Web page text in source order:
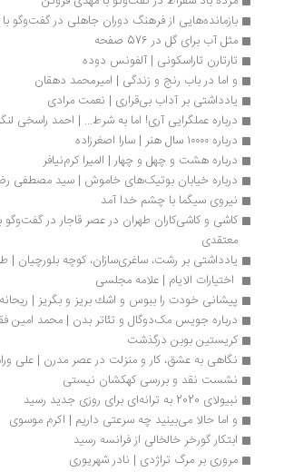
بازمانده‌هایی از فرهنگ دوران جاهلی در گفت‌وگو با علی
مثل آب برای گل در 576 صفحه
تارتارن تاراسکونی | آلفونس دوده
و اما در باب رنج و زندگی | امیرمحمد دهقان
یادداشتی بر آداب بی‌قراری | نعمت مرادی
درباره عملگرایی آری! اما به شرط... | احمد راسخی لنگرودی
درباره ۱۰۰۰۰ سال هنر | سارا اصغرزاده
درباره هشت و چهل و چهار | المیرا کرم‌نیافر
درباره خیابان بوتیک‌های خاموش | سید مصطفی رضیئی
نیروی سیگما با چشم خدا آمد
معتقدی
یادداشتی بر رشت، ساغری‌سازان، کوچه بلورچیان | طلا
اختیارات الایام | علامه مجلسی
پیشانی خودت را ببوس و اشك بریز و بگریز | ریحانه عابدنیا
درباره جویس مک‌دوگال و تئاتر بدن | محمد امین فقیهی
کریستین بوبن درگذشت
نگاهی به عشق، کار و منزلت در عصر مدرن | علی ورامینی
نشست نقد و بررسی کهکشان نیستی
نبیولای 2020 به ترانه‌ای برای روزی جدید رسید
و اما حالا می‌بینید چه سرعتی داریم | اکرم موسوی
ابتکار گورخر خالخالی از فرانسه رسید
مروری بر مرگ تراژدی | نادر شهریوری